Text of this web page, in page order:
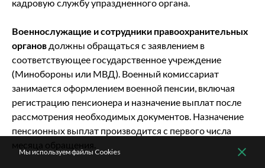
кадровую службу упраздненного органа.
Военнослужащие и сотрудники правоохранительных
органов должны обращаться с заявлением в
соответствующее государственное учреждение
(Минобороны или МВД). Военный комиссариат
занимается оформлением военной пенсии, включая
регистрацию пенсионера и назначение выплат после
рассмотрения необходимых документов. Назначение
пенсионных выплат производится с первого числа
месяца обращения.
Мы используем файлы Cookies